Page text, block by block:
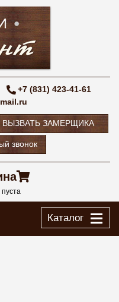
+7 (831) 423-41-61
ВЫЗВАТЬ ЗАМЕРЩИКА
звонок
Каталог